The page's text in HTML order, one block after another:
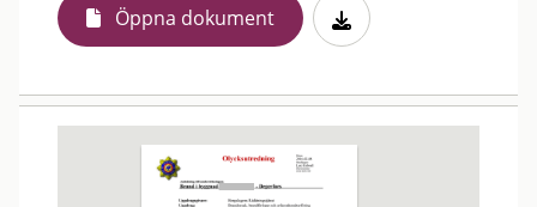
Öppna dokument